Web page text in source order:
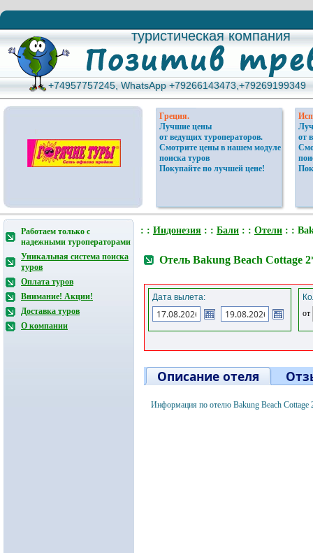
туристическая компания
туристическая компания
+74957757245, WhatsApp +79266143473,+79269199349
+74957757245, WhatsApp +79266143473,+79269199349
Греция.
Лучшие цены
от ведущих туроператоров.
Смотрите цены в нашем модуле
поиска туров
Покупайте по лучшей цене!
от
Работаем только с
надежными туроператорами
Уникальная система поиска
туров
Оплата туров
Внимание! Акции!
Доставка туров
О компании
: : Индонезия : : Бали : : Отели : :
Отель Bakung Beach Cottage
Дата вылета:
от
Описание отеля
Информация по отелю Bakung Beach